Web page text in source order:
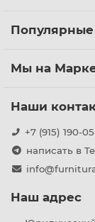
Мы на
Наши
+7 (915) 190-
написать в
Наш адрес